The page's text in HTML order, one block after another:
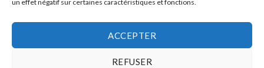
un effet négatif sur certaines caractéristiques et fonctions.
ACCEPTER
REFUSER